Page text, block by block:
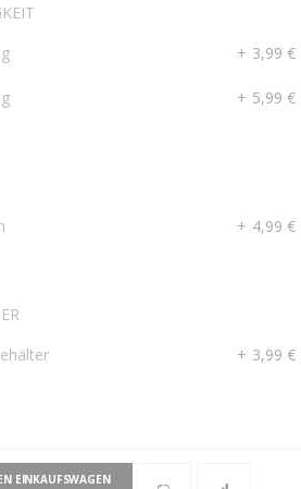
+ 3,99 €
+ 5,99 €
+ 4,99 €
+ 3,99 €
EINKAUFSWAGEN